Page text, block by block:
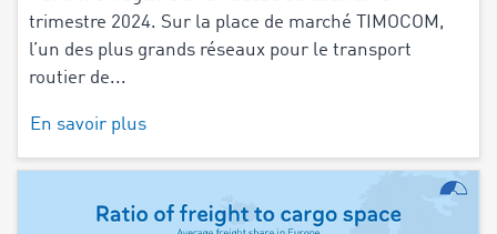
trimestre 2024. Sur la place de marché TIMOCOM,
l’un des plus grands réseaux pour le transport
routier de...
En savoir plus